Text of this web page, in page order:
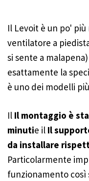
Il Levoit è un po'
ventilatore a
si sente a
esattamente la
è uno dei modelli
Il Il montaggio è
minutie il Il
da installare
Particolarmente
funzionamento così